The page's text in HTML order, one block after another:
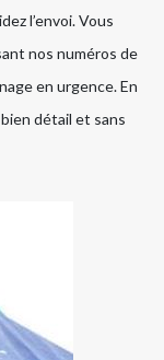
l’envoi. Vous
nos numéros de
en urgence. En
détail et sans